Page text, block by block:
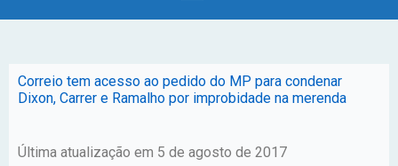
Correio tem acesso ao pedido do MP para condenar
Dixon, Carrer e Ramalho por improbidade na merenda
Última atualização em 5 de agosto de 2017